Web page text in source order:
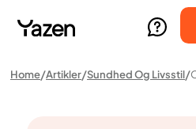
Home Artikler Sundhed Og Livsstil